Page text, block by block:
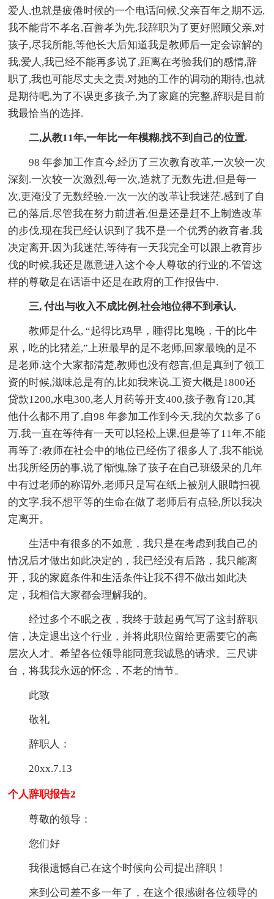
爱人,也就是疲倦时候的一个电话问候,父亲百年之期不远,
我不能背不孝名,百善孝为先,我辞职为了更好照顾父亲,对
孩子,尽我所能,等他长大后知道我是教师后一定会谅解的
我,爱人,我已经不能再多说了,距离在考验我们的感情,辞
职了,我也可能尽丈夫之责.对她的工作的调动的期待,也就
是期待吧,为了不误更多孩子,为了家庭的完整,辞职是目前
我最恰当的选择.
二,从教11年,一年比一年模糊,找不到自己的位置.
98 年参加工作直今,经历了三次教育改革,一次较一次
深刻.一次较一次激烈,每一次,造就了无数先进,但是每一
次,更淹没了无数经验.一次一次的改革让我迷茫.感到了自
己的落后,尽管我在努力前进着,但是还是赶不上制造改革
的步伐,现在我已经认识到了我不是一个优秀的教育者,我
决定离开,因为我迷茫,等待有一天我完全可以跟上教育步
伐的时候,我还是愿意进入这个令人尊敬的行业的.不管这
样的尊敬是在话语中还是在政府的工作报告中.
三, 付出与收入不成比例,社会地位得不到承认.
教师是什么, “起得比鸡早，睡得比鬼晚，干的比牛
累，吃的比猪差,”上班最早的是不老师,回家最晚的是不
是老师.这个大家都清楚,教师也没有怨言,但是真到了领工
资的时候,滋味总是有的,比如我来说.工资大概是1800还
贷款1200,水电300,老人月药等开支400,孩子教育120,其
他什么都不用了,自98 年参加工作到今天,我的欠款多了6
万,我一直在等待有一天可以轻松上课,但是等了11年,不能
再等了:教师在社会中的地位已经伤了很多人了,我不能说
出我所经历的事,说了惭愧,除了孩子在自己班级呆的几年
中有过老师的称谓外,老师只是写在纸上被别人眼睛扫视
的文字.我不想平等的生命在做了老师后有点轻,所以我决
定离开。
生活中有很多的不如意，我只是在考虑到我自己的
情况后才做出如此决定的，我已经没有后路，我只能离
开，我的家庭条件和生活条件让我不得不做出如此决
定，我相信大家都会理解我的。
经过多个不眠之夜，我终于鼓起勇气写了这封辞职
信，决定退出这个行业，并将此职位留给更需要它的高
层次人才。希望各位领导能同意我诚恳的请求。三尺讲
台，将我我永远的怀念，不老的情节。
此致
敬礼
辞职人：
20xx.7.13
个人辞职报告2
尊敬的领导：
您们好
我很遗憾自己在这个时候向公司提出辞职！
来到公司差不多一年了，在这个很感谢各位领导的